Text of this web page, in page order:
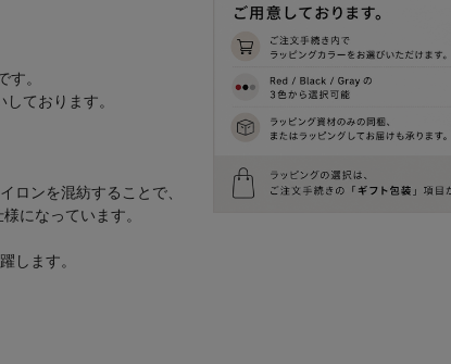
。
ております。
ロンを混紡することで、
になっています。
します。